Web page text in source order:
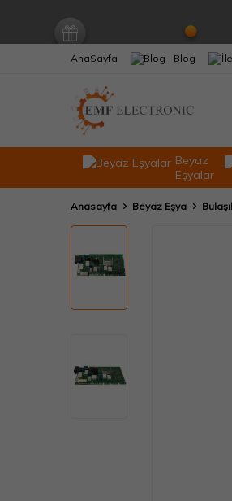
AnaSayfa Blog
Beyaz
Eşyalar
Anasayfa Beyaz Eşya